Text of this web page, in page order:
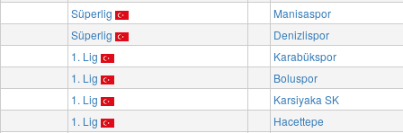
Süperlig
Manisaspor
Süperlig
Denizlispor
1. Lig
Karabükspor
1. Lig
Boluspor
1. Lig
Karsiyaka SK
1. Lig
Hacettepe